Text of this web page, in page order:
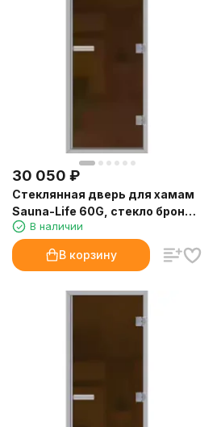
30 050 ₽
Стеклянная дверь для хамам
Sauna-Life 60G, стекло бронза
матовая, 70x200 см.
В наличии
В корзину